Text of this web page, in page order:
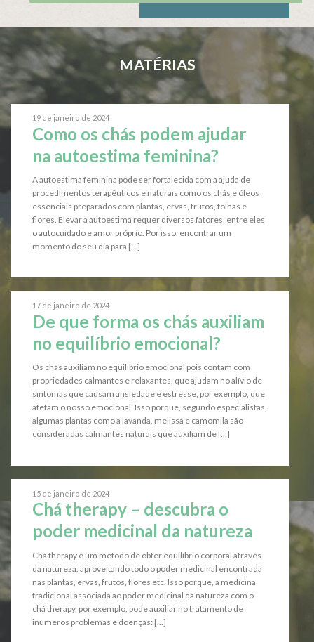
MATÉRIAS
Como os chás podem ajudar
na autoestima feminina?
19 de janeiro de 2024
A autoestima feminina pode ser fortalecida com a ajuda de
procedimentos terapêuticos e naturais como os chás e óleos
essenciais preparados com plantas, ervas, frutos, folhas e
flores. Elevar a autoestima requer diversos fatores, entre eles
o autocuidado e amor próprio. Por isso, encontrar um
momento do seu dia para [...]
De que forma os chás auxiliam
no equilíbrio emocional?
17 de janeiro de 2024
Os chás auxiliam no equilíbrio emocional pois contam com
propriedades calmantes e relaxantes, que ajudam no alívio de
sintomas que causam ansiedade e estresse, por exemplo, que
afetam o nosso emocional. Isso porque, segundo especialistas,
algumas plantas como a lavanda, melissa e camomila são
consideradas calmantes naturais que auxiliam de [...]
Chá therapy – descubra o
poder medicinal da natureza
15 de janeiro de 2024
Chá therapy é um método de obter equilíbrio corporal através
da natureza, aproveitando todo o poder medicinal encontrada
nas plantas, ervas, frutos, flores etc. Isso porque, a medicina
tradicional associada ao poder medicinal da natureza com o
chá therapy, por exemplo, pode auxiliar no tratamento de
inúmeros problemas e doenças: [...]